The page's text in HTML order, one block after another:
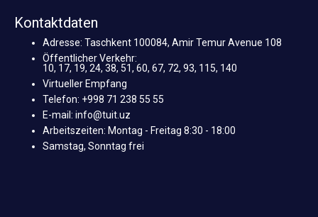
Kontaktdaten
Adresse: Taschkent 100084, Amir Temur Avenue 108
Öffentlicher Verkehr:
10, 17, 19, 24, 38, 51, 60, 67, 72, 93, 115, 140
Virtueller Empfang
Telefon: +998 71 238 55 55
E-mail: info@tuit.uz
Arbeitszeiten: Montag - Freitag 8:30 - 18:00
Samstag, Sonntag frei